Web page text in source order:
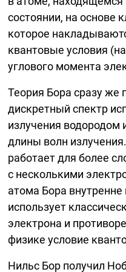
состоянии, на основе
которое
квантовые условия
углового момента
Теория Бора сразу же
дискретный спектр
излучения водородом
длины волн
работает для более
с несколькими
атома Бора
использует
электрона и
физике условие
Нильс Бор получил